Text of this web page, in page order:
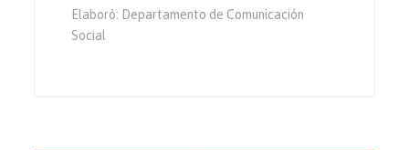
Elaboró: Departamento de Comunicación
Social